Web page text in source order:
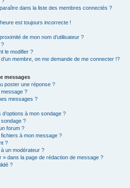
dans la liste des membres connectés ?
est toujours incorrecte !
de mon nom d’utilisateur ?
?
le modifier ?
d’un membre, on me demande de me connecter !?
messages
poster une réponse ?
?
messages ?
à mon sondage ?
?
forum ?
à mon message ?
?
un modérateur ?
» dans la page de rédaction de message ?
?